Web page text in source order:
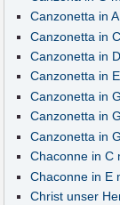
Canzonetta in
Canzonetta in
Canzonetta in
Canzonetta in
Canzonetta in
Canzonetta in
Canzonetta in
Chaconne in C
Chaconne in E
Christ unser